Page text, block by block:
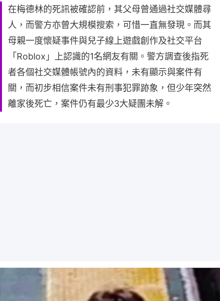
在梅德林的死訊被確認前，其父母曾通過社交媒體尋
人，而警方亦曾大規模搜索，可惜一直無發現。而其
母親一度懷疑事件與兒子線上遊戲創作及社交平台
「Roblox」上認識的1名網友有關。警方調查後指死
者各個社交媒體帳號內的資料，未有顯示與案件有
關，而初步相信案件未有刑事犯罪跡象，但少年突然
離家後死亡，案件仍有最少3大疑團未解。